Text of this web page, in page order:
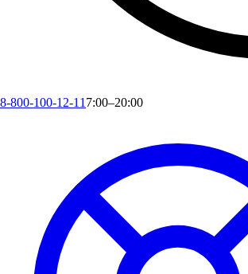
8-800-100-12-11 7:00–20:00